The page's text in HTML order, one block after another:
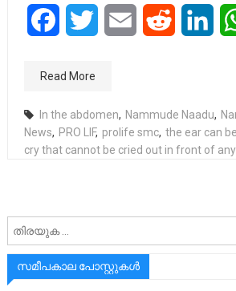
FacebookTwitter Email Reddit
Read More
In the abdomen, Nammude Naadu,
News, PRO LIF, prolife smc, the ear can
cry that cannot be cried out in front of
സമീപകാല പോസ്റ്റുകൾ